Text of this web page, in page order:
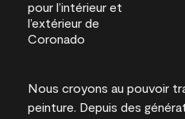
Nous croyons au pouvoir
peinture. Depuis des